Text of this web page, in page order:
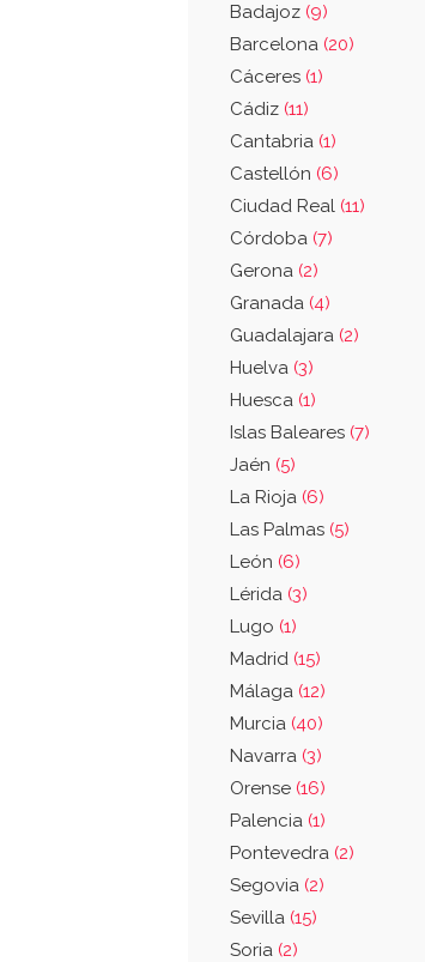
Badajoz (9)
Barcelona (20)
Cáceres (1)
Cádiz (11)
Cantabria (1)
Castellón (6)
Ciudad Real (11)
Córdoba (7)
Gerona (2)
Granada (4)
Guadalajara (2)
Huelva (3)
Huesca (1)
Islas Baleares (7)
Jaén (5)
La Rioja (6)
Las Palmas (5)
León (6)
Lérida (3)
Lugo (1)
Madrid (15)
Málaga (12)
Murcia (40)
Navarra (3)
Orense (16)
Palencia (1)
Pontevedra (2)
Segovia (2)
Sevilla (15)
Soria (2)